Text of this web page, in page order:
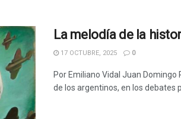
La melodía de la
17 OCTUBRE, 2025 0
Por Emiliano Vidal Juan
de los argentinos, en los debates